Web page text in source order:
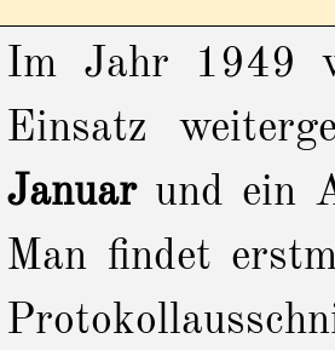
Im Jahr 1949
Einsatz
Januar und ein
Man findet